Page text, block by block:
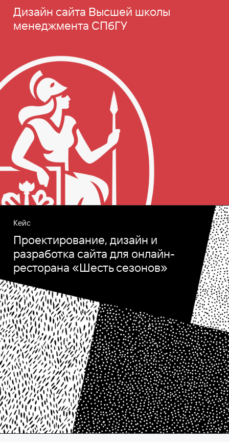
Дизайн сайта Высшей школы
менеджмента СПбГУ
Кейс
Проектирование, дизайн и
разработка сайта для онлайн-
ресторана «Шесть сезонов»